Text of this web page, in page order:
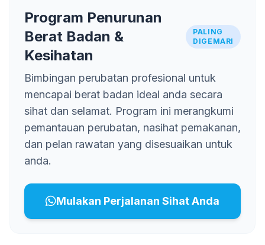
Program Penurunan
Berat Badan &
Kesihatan
PALING
DIGEMARI
Bimbingan perubatan profesional untuk
mencapai berat badan ideal anda secara
sihat dan selamat. Program ini merangkumi
pemantauan perubatan, nasihat pemakanan,
dan pelan rawatan yang disesuaikan untuk
anda.
Mulakan Perjalanan Sihat Anda